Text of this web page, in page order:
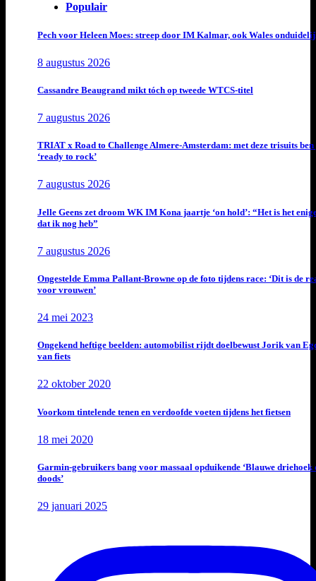
Populair
Pech voor Heleen Moes: streep door IM Kalmar, ook Wales
8 augustus 2026
Cassandre Beaugrand mikt tóch op tweede WTCS-titel
7 augustus 2026
TRIAT x Road to Challenge Almere-Amsterdam: met deze trisuits ben
‘ready to rock’
7 augustus 2026
Jelle Geens zet droom WK IM Kona jaartje ‘on hold’: “Het is het
dat ik nog heb”
7 augustus 2026
Ongestelde Emma Pallant-Browne op de foto tijdens race: ‘Dit is de
voor vrouwen’
24 mei 2023
Ongekend heftige beelden: automobilist rijdt doelbewust Jorik van
van fiets
22 oktober 2020
Voorkom tintelende tenen en verdoofde voeten tijdens het fietsen
18 mei 2020
Garmin-gebruikers bang voor massaal opduikende ‘Blauwe driehoek
doods’
29 januari 2025